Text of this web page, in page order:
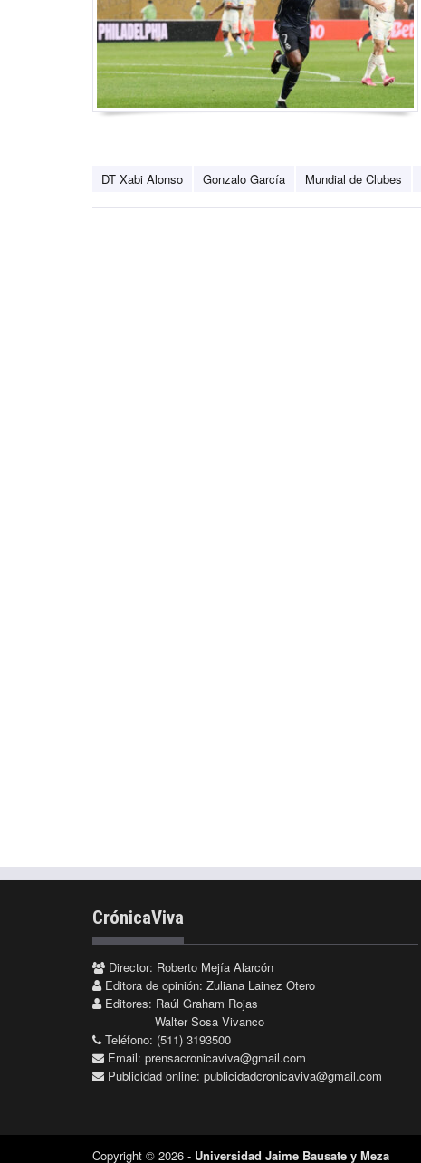
DT Xabi Alonso Gonzalo García Mundial de Clubes
CrónicaViva
Director: Roberto Mejía Alarcón
Editora de opinión: Zuliana Lainez Otero
Editores: Raúl Graham Rojas
Walter Sosa Vivanco
Teléfono: (511) 3193500
Email: prensacronicaviva@gmail.com
Publicidad online: publicidadcronicaviva@gmail.com
Copyright © 2026 - Universidad Jaime Bausate y Meza